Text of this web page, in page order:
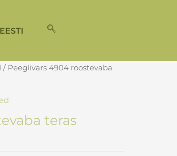
EESTI
/ Peeglivars 4904 roostevaba
teras